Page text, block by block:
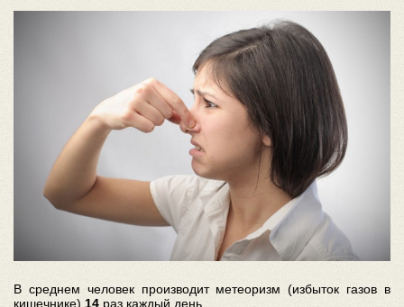
В среднем человек производит метеоризм (избыток газов в
кишечнике) 14 раз каждый день.